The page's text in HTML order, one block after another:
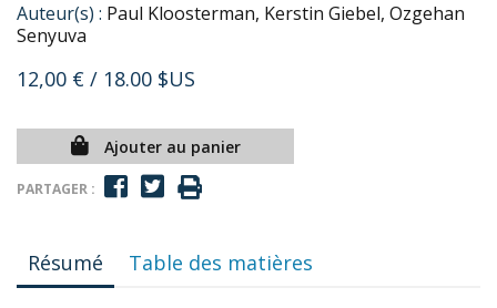
Auteur(s) : Paul Kloosterman, Kerstin Giebel, Ozgehan
Senyuva
12,00 € / 18.00 $US
Ajouter au panier
PARTAGER :
Résumé Table des matières